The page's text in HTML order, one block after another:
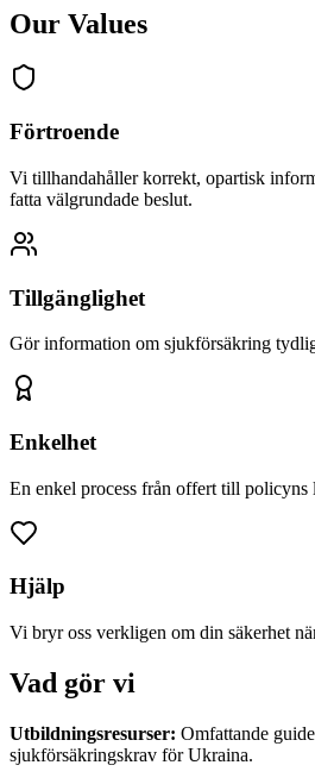
Our Values
Förtroende
Vi tillhandahåller korrekt, opartisk
fatta välgrundade beslut.
Tillgänglighet
Gör information om sjukförsäkring
Enkelhet
En enkel process från offert till policyns
Hjälp
Vi bryr oss verkligen om din säkerhet
Vad gör vi
Utbildningsresurser: Omfattande
sjukförsäkringskrav för Ukraina.